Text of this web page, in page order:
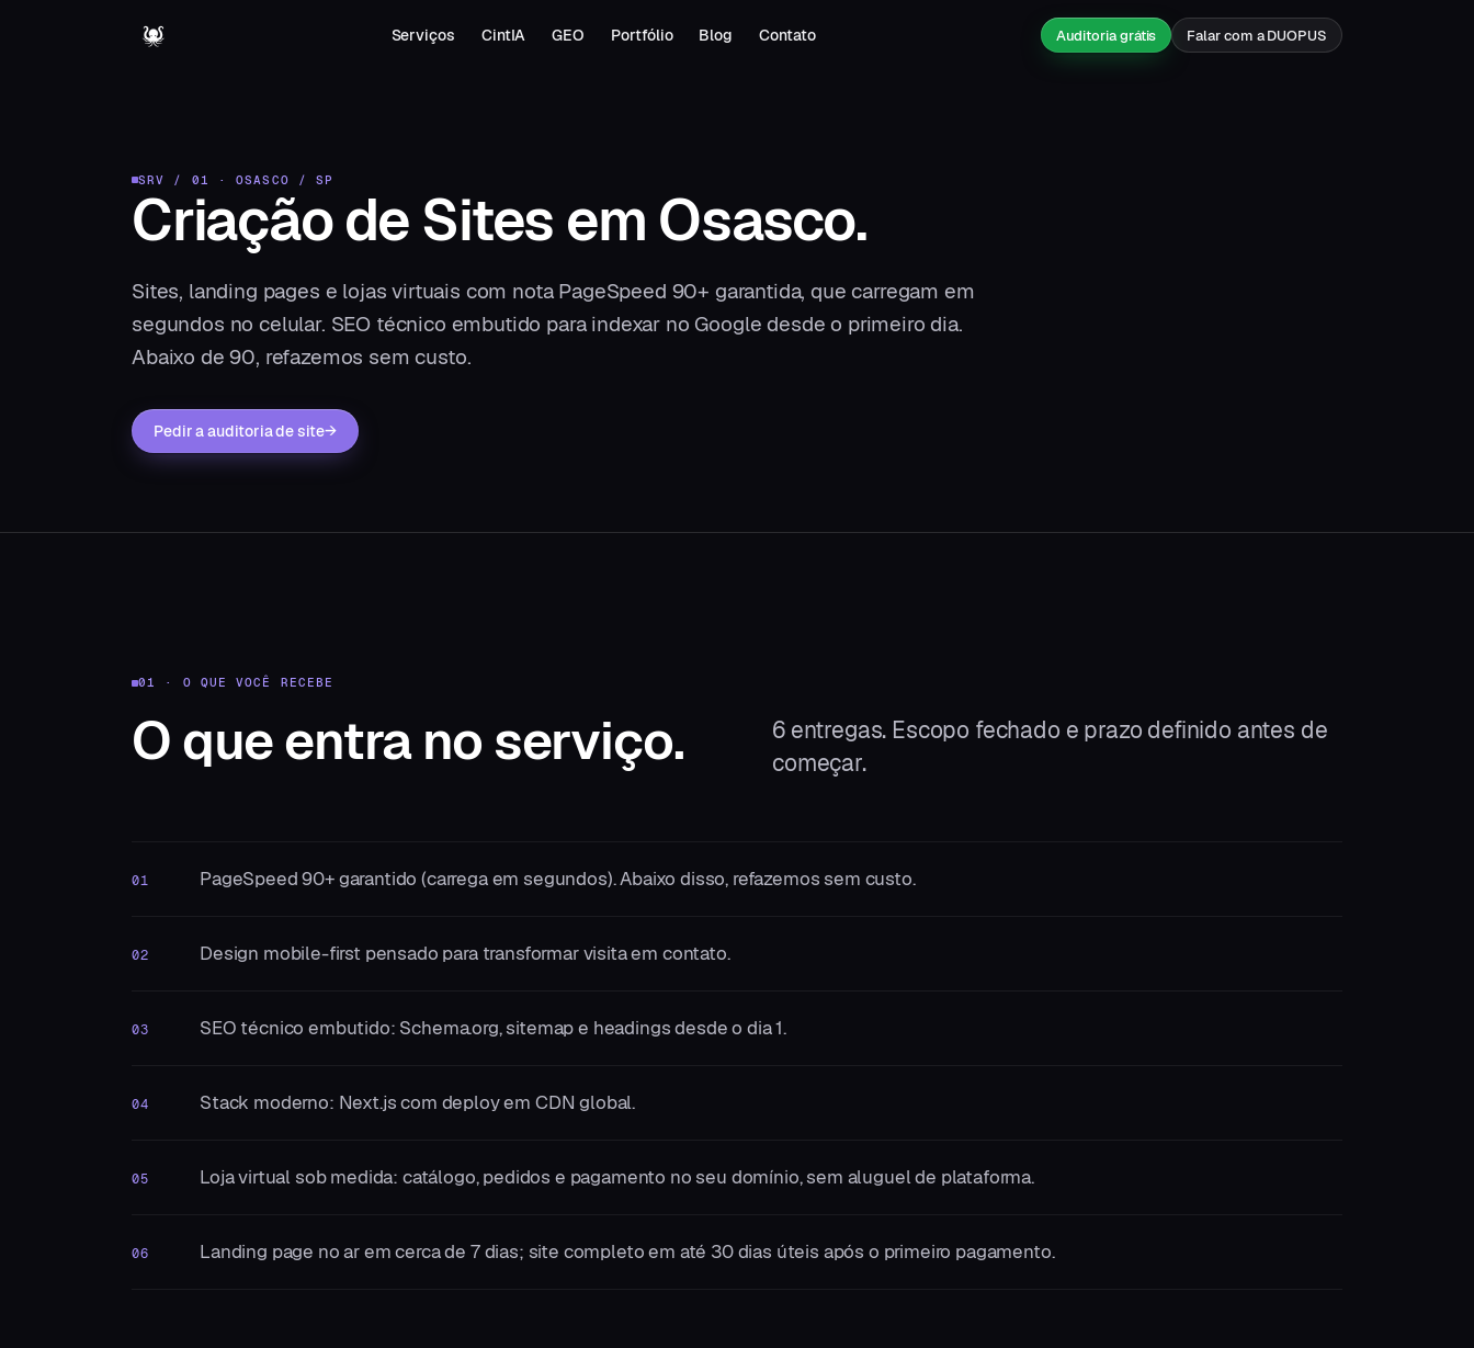
Serviços CintIA GEO Portfólio Blog Contato Auditoria grátis Falar com a DUOPUS
SRV / 01 ·OSASCO /SP
Criação de Sites em Osasco.
Sites, landing pages e lojas virtuais com nota PageSpeed 90+ garantida, que carregam em
segundos no celular. SEO técnico embutido para indexar no Google desde o primeiro dia.
Abaixo de 90, refazemos sem custo.
Pedir a auditoria de site→
01 · O QUE VOCÊ RECEBE
O que entrano serviço. 6entregas. Escopo fechado e prazo definido antes de
começar.
01 PageSpeed 90+ garantido (carrega em segundos). Abaixo disso, refazemos sem custo.
02 Design mobile-first pensado para transformar visita em contato.
03 SEO técnico embutido: Schema.org, sitemap e headings desde o dia 1.
04 Stack moderno: Next.js com deploy em CDN global.
05 Loja virtual sob medida: catálogo, pedidos e pagamento no seu domínio, sem aluguel de plataforma.
06 Landing page no ar em cerca de 7 dias; site completo em até 30 dias úteis após o primeiro pagamento.